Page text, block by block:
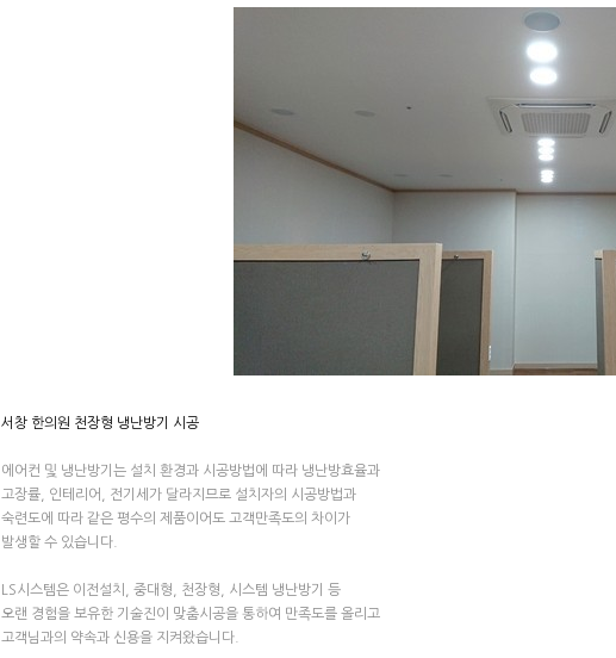
서창 한의원 천장형 냉난방기 시공
에어컨 및 냉난방기는 설치 환경과 시공방법에 따라 냉난방효율과
고장률, 인테리어, 전기세가 달라지므로 설치자의 시공방법과
숙련도에 따라 같은 평수의 제품이어도 고객만족도의 차이가
발생할 수 있습니다.
LS시스템은 이전설치, 중대형, 천장형, 시스템 냉난방기 등
오랜 경험을 보유한 기술진이 맞춤시공을 통하여 만족도를 올리고
고객님과의 약속과 신용을 지켜왔습니다.